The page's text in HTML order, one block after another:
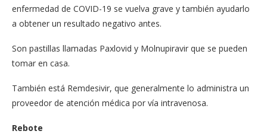
enfermedad de COVID-19 se vuelva grave y también ayudarlo
a obtener un resultado negativo antes.
Son pastillas llamadas Paxlovid y Molnupiravir que se pueden
tomar en casa.
También está Remdesivir, que generalmente lo administra un
proveedor de atención médica por vía intravenosa.
Rebote